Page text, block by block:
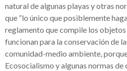
natural de algunas playas y otras
que “lo único que posiblemente
reglamento que compile los objetos
funcionan para la conservación de
comunidad-medio ambiente,
Ecosocialismo y algunas normas de